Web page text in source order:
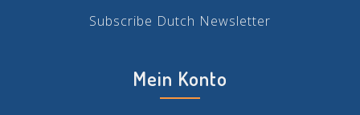
Subscribe Dutch Newsletter
Mein Konto